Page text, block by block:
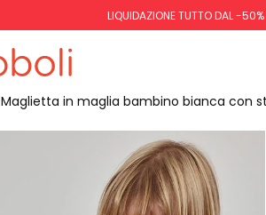
LIQUIDAZIONE TUTTO DAL -
Maglietta in maglia bambino bianca con